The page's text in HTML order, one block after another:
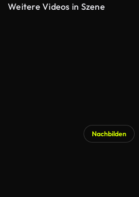
Weitere Videos in Szene
Nachbilden